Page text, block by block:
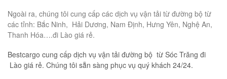
Ngoài ra, chúng tôi cung cấp các dịch vụ vận tải từ đường bộ từ
các tỉnh: Bắc Ninh, Hải Dương, Nam Định, Hưng Yên, Nghệ An,
Thanh Hóa….đi Lào giá rẻ.
Bestcargo cung cấp dịch vụ vận tải đường bộ từ Sóc Trăng đi
Lào giá rẻ. Chúng tôi sẵn sàng phục vụ quý khách 24/24.